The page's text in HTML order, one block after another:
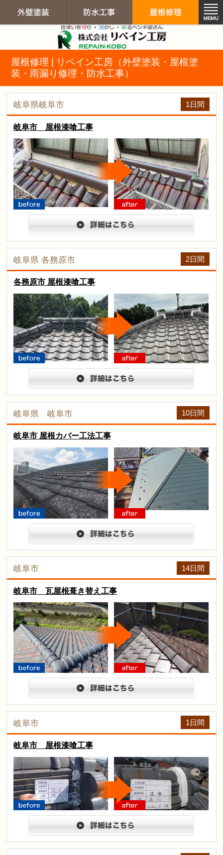
外壁塗装
屋根修理 | リペイン工房（外壁塗装・屋根塗
装・雨漏り修理・防水工事）
岐阜県岐阜市
詳細は
岐阜市 屋根漆喰工事
1日間
before after
arrow
岐阜県 各務原市
詳細は
各務原市 屋根漆喰工事
2日間
before after
arrow
岐阜県 岐阜市
詳細は
岐阜市 屋根カバー工法工事
10日間
before after
arrow
岐阜市
詳細は
岐阜市 瓦屋根葺き替え工事
14日間
before after
arrow
岐阜市
詳細は
岐阜市 屋根漆喰工事
1日間
before after
arrow